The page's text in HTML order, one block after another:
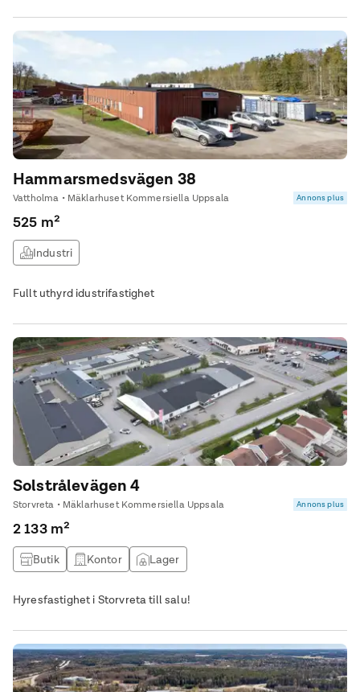
Hammarsmedsvägen 38
Vattholma • Mäklarhuset Kommersiella Uppsala Annons plus
525 m²
Industri
Fullt uthyrd idustrifastighet
Solstrålevägen 4
Storvreta • Mäklarhuset Kommersiella Uppsala Annons plus
2 133 m²
Butik Kontor Lager
Hyresfastighet i Storvreta till salu!